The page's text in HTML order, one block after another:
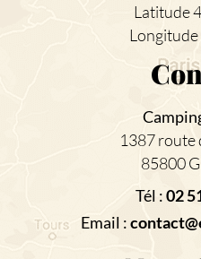
Latitude
1387 route
85800
Tél :02
Email :